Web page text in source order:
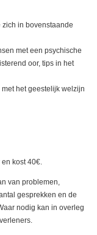
in bovenstaande
met een psychische
oor, tips in het
het geestelijk welzijn
en kost 40€.
van problemen,
gesprekken en de
nodig kan in overleg